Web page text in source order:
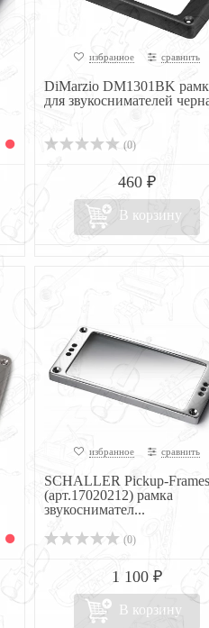
избранное сравнить
DiMarzio DM1301BK
для звукоснимателей
(0)
460 ₽
В корзину
избранное сравнить
SCHALLER Pickup-Frames
(арт.17020212) рамка
звукоснимател...
(0)
1 100 ₽
В корзину